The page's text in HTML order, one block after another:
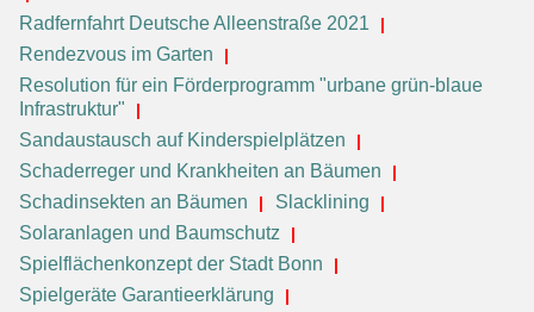
Radfernfahrt Deutsche Alleenstraße 2021
Rendezvous im Garten
Resolution für ein Förderprogramm "urbane grün-blaue
Infrastruktur"
Sandaustausch auf Kinderspielplätzen
Schaderreger und Krankheiten an Bäumen
Schadinsekten an Bäumen
Slacklining
Solaranlagen und Baumschutz
Spielflächenkonzept der Stadt Bonn
Spielgeräte Garantieerklärung